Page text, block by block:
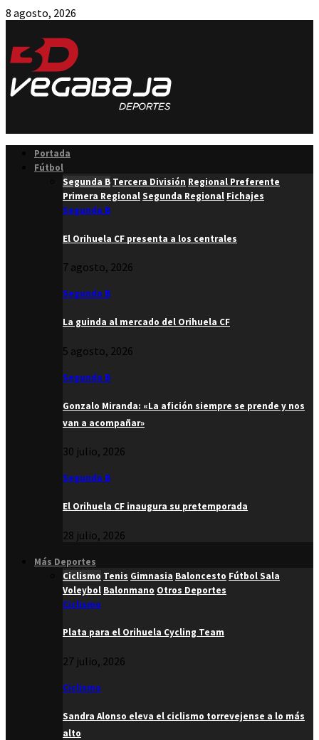
8 agosto, 2026
Portada
Fútbol
Segunda B Tercera División Regional Preferente
Primera RegionalSegunda Regional Fichajes
Segunda B
El Orihuela CF presenta a los centrales
7 agosto, 2026
Segunda B
La guinda al mercado del Orihuela CF
5 agosto, 2026
Segunda B
Gonzalo Miranda: «La afición siempre se prende y nos
van a acompañar»
30 julio, 2026
Segunda B
El Orihuela CF inaugura su pretemporada
28 julio, 2026
Más Deportes
Ciclismo Tenis Gimnasia Baloncesto Fútbol Sala
Voleybol Balonmano Otros Deportes
Ciclismo
Plata para el Orihuela Cycling Team
27 julio, 2026
Ciclismo
Sandra Alonso eleva el ciclismo torrevejense a lo más
alto